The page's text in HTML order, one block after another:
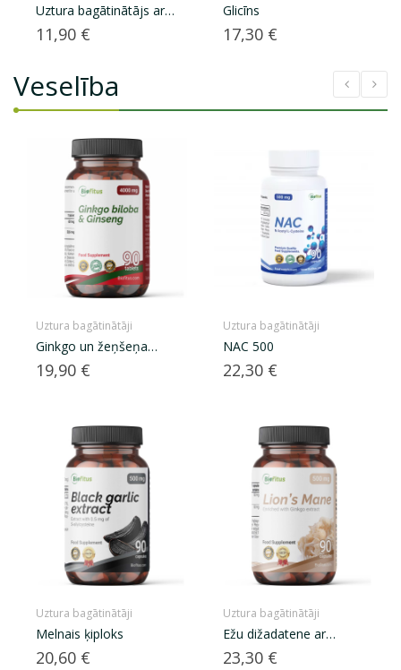
Uztura bagātinātājs ar
dzelzi
Cena
11,90 €
Glicīns
Cena
17,30 €
Veselība
Uztura bagātinātāji
Ginkgo un žeņšeņa
ekstrakts
Cena
19,90 €
Uztura bagātinātāji
Melnais ķiploks
Cena
20,60 €
Uztura bagātinātāji
NAC 500
Cena
22,30 €
Uztura bagātinātāji
Ežu dižadatene ar
Ginkgo...
Cena
23,30 €